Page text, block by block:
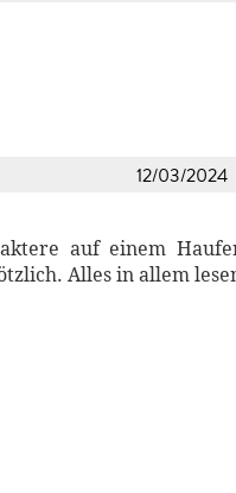
12/03/2024
auf einem
Alles in allem